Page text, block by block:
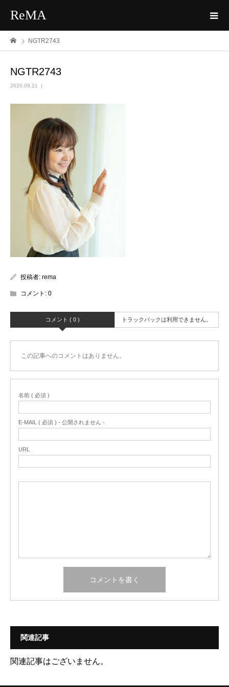
ReMA
NGTR2743
NGTR2743
2020.09.21
投稿者: rema
コメント: 0
コメント ( 0 ) トラックバックは利用できません。
この記事へのコメントはありません。
名前 ( 必須 )
E-MAIL ( 必須 ) - 公開されません -
URL
関連記事
関連記事はございません。